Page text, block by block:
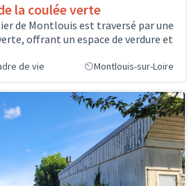
la coulée verte
de Montlouis est traversé par une
offrant un espace de verdure et
de vie Montlouis-sur-Loire